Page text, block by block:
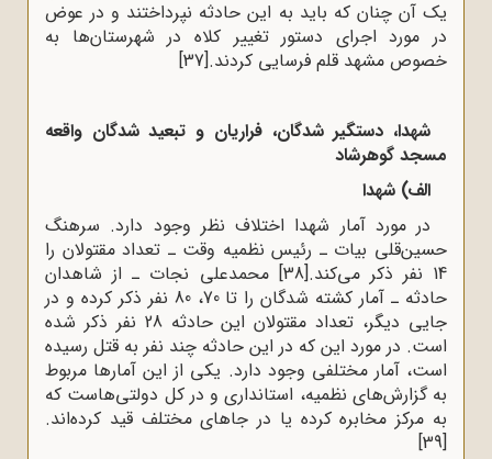
یک آن چنان که باید به این حادثه نپرداختند و در عوض
در مورد اجراى دستور تغییر کلاه در شهرستان‌ها به
خصوص مشهد قلم فرسایى کردند.[37]
شهدا، دستگیر شدگان، فراریان و تبعید شدگان واقعه
مسجد گوهرشاد
الف) شهدا
در مورد آمار شهدا اختلاف نظر وجود دارد. سرهنگ
حسین‌قلی بیات ـ رئیس نظمیه‌ وقت ـ تعداد مقتولان را
14 نفر ذکر مى‌کند.
[38] محمدعلى نجات ـ از شاهدان
حادثه ـ آمار کشته شدگان را تا 70، 80 نفر ذکر کرده و در
جایی دیگر، تعداد مقتولان این حادثه 28 نفر ذکر شده
است. در مورد این ‌که در این حادثه چند نفر به قتل رسیده
است، آمار مختلفی وجود دارد. یکى از این آمارها مربوط
به گزارش‌هاى نظمیه، استاندارى و در کل دولتى‌هاست که
به مرکز مخابره کرده یا در جاهاى مختلف قید کرده‌اند.
[39]